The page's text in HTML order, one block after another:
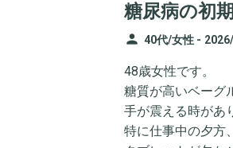
糖尿病の初
person 40代/女性 -
48歳女性です。
糖質が高いベーグ
手が震える時があ
特に仕事中の夕方